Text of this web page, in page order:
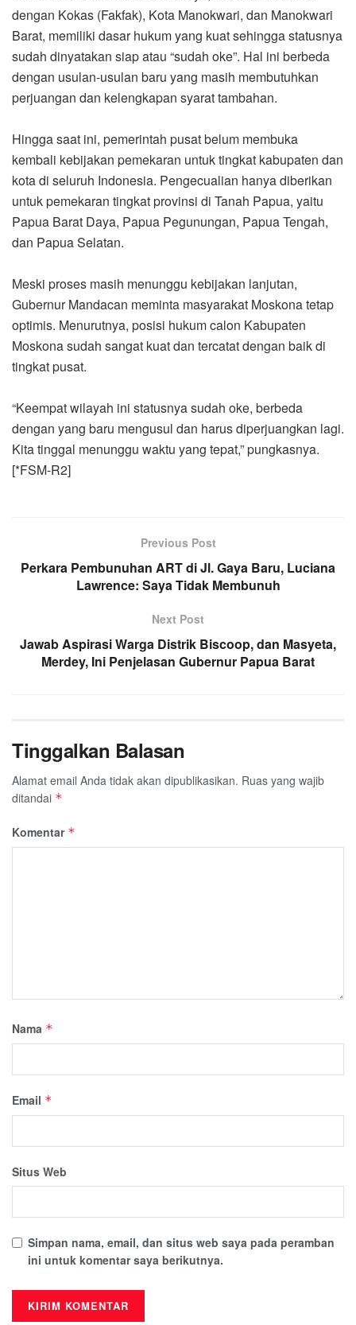
dengan Kokas (Fakfak), Kota Manokwari, dan Manokwari
Barat, memiliki dasar hukum yang kuat sehingga statusnya
sudah dinyatakan siap atau “sudah oke”. Hal ini berbeda
dengan usulan-usulan baru yang masih membutuhkan
perjuangan dan kelengkapan syarat tambahan.
Hingga saat ini, pemerintah pusat belum membuka
kembali kebijakan pemekaran untuk tingkat kabupaten dan
kota di seluruh Indonesia. Pengecualian hanya diberikan
untuk pemekaran tingkat provinsi di Tanah Papua, yaitu
Papua Barat Daya, Papua Pegunungan, Papua Tengah,
dan Papua Selatan.
Meski proses masih menunggu kebijakan lanjutan,
Gubernur Mandacan meminta masyarakat Moskona tetap
optimis. Menurutnya, posisi hukum calon Kabupaten
Moskona sudah sangat kuat dan tercatat dengan baik di
tingkat pusat.
“Keempat wilayah ini statusnya sudah oke, berbeda
dengan yang baru mengusul dan harus diperjuangkan lagi.
Kita tinggal menunggu waktu yang tepat,” pungkasnya.
[*FSM-R2]
Previous Post
Perkara Pembunuhan ART di Jl. Gaya Baru, Luciana
Lawrence: Saya Tidak Membunuh
Next Post
Jawab Aspirasi Warga Distrik Biscoop, dan Masyeta,
Merdey, Ini Penjelasan Gubernur Papua Barat
Tinggalkan Balasan
Alamat email Anda tidak akan dipublikasikan. Ruas yang wajib
ditandai *
Komentar *
Nama *
Email *
Situs Web
Simpan nama, email, dan situs web saya pada peramban
ini untuk komentar saya berikutnya.